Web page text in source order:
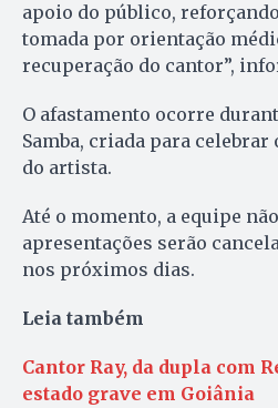
apoio do público,
tomada por orientação
recuperação do cantor”,
O afastamento ocorre
Samba, criada para
do artista.
Até o momento, a equipe
apresentações serão
nos próximos dias.
Leia também
Cantor Ray, da dupla com
estado grave em Goiânia